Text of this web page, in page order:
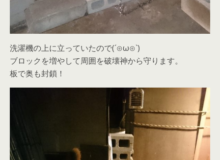
洗濯機の上に立っていたので(´⊙ω⊙`)
ブロックを増やして周囲を破壊神から守ります。
板で奥も封鎖！